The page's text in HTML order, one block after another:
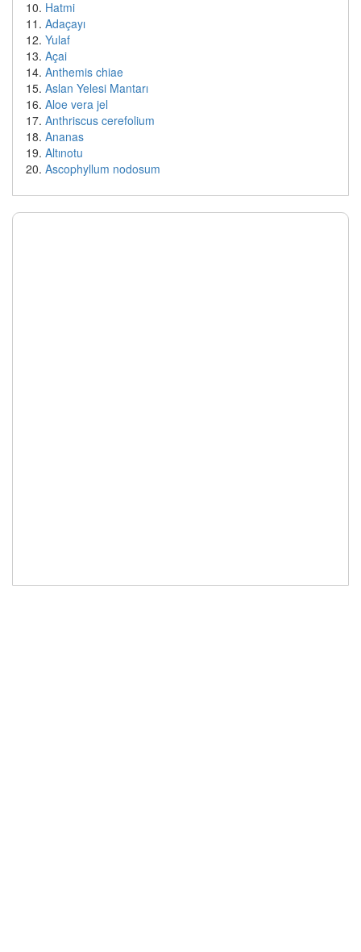
Hatmi
Adaçayı
Yulaf
Açai
Anthemis chiae
Aslan Yelesi Mantarı
Aloe vera jel
Anthriscus cerefolium
Ananas
Altınotu
Ascophyllum nodosum